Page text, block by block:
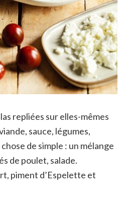
repliées sur elles-mêmes
sauce, légumes,
de simple : un mélange
de poulet, salade.
piment d’Espelette et